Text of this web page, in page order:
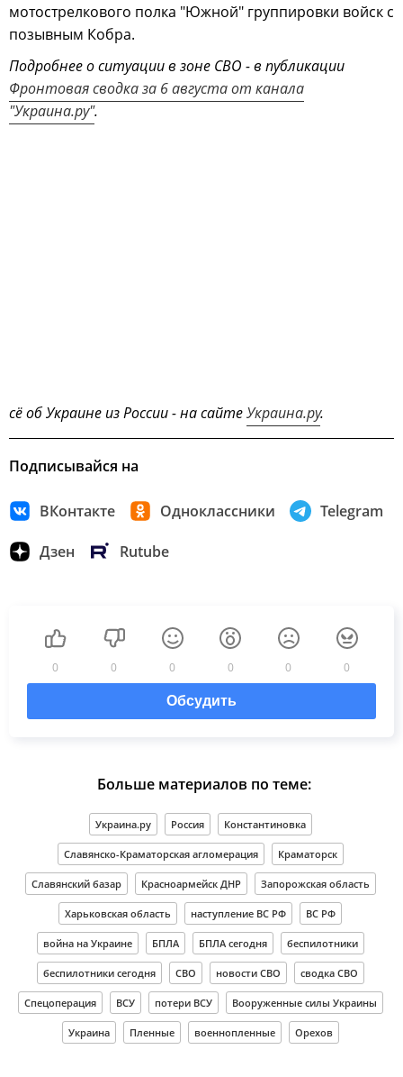
мотострелкового полка "Южной" группировки войск с
позывным Кобра.
Подробнее о ситуации в зоне СВО - в публикации
Фронтовая сводка за 6 августа от канала
"Украина.ру".
сё об Украине из России - на сайтеУкраина.ру.
Подписывайся на
ВКонтакте Одноклассники Telegram
Дзен Rutube
0 0 0 0 0 0
Обсудить
Больше материалов по теме:
Украина.ру Россия Константиновка
Славянско-Краматорская агломерация Краматорск
Славянский базар Красноармейск ДНР Запорожская область
Харьковская область наступление ВС РФ ВС РФ
война на Украине БПЛА БПЛА сегодня беспилотники
беспилотники сегодня СВО новости СВО сводка СВО
Спецоперация ВСУ потери ВСУ Вооруженные силы Украины
Украина Пленные военнопленные Орехов